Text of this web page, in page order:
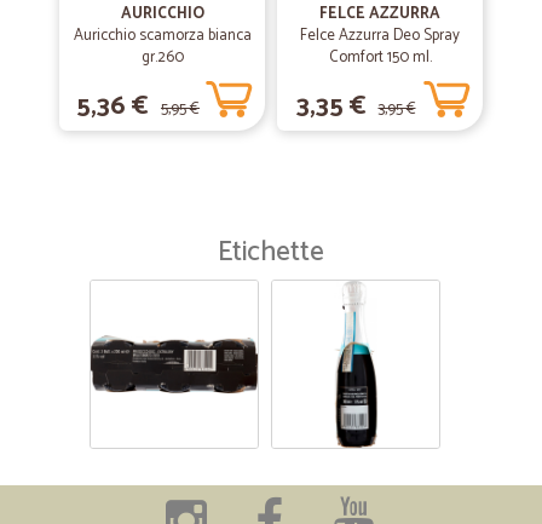
AURICCHIO
Auricchio scamorza bianca
gr.260
5,36 € 5,95 €
FELCE AZZURRA
Felce Azzurra Deo Spray
Comfort 150 ml.
3,35 € 3,95 €
Etichette